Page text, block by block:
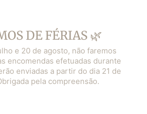
DE FÉRIAS 🌿
e 20 de agosto, não faremos
encomendas efetuadas durante
enviadas a partir do dia 21 de
pela compreensão.